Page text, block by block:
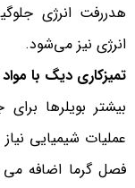
هدررفت انرژی
انرژی نیز می‌شود.
تمیزکاری دیگ با
بیشتر بویلرها
عملیات شیمیایی
فصل گرما اضافه